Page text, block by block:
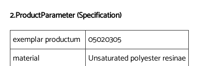
2.ProductParameter (Specification)
exemplar productum 05020305
material
Unsaturated polyester resinae